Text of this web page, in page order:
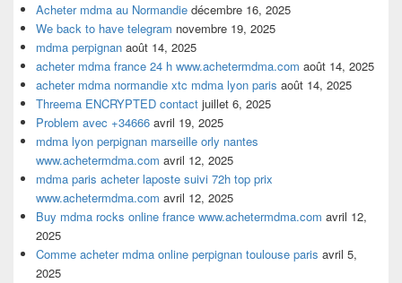
Acheter mdma au Normandie décembre 16, 2025
We back to have telegram novembre 19, 2025
mdma perpignan août 14, 2025
acheter mdma france 24 h www.achetermdma.com août 14, 2025
acheter mdma normandie xtc mdma lyon paris août 14, 2025
Threema ENCRYPTED contact juillet 6, 2025
Problem avec +34666 avril 19, 2025
mdma lyon perpignan marseille orly nantes
www.achetermdma.com avril 12, 2025
mdma paris acheter laposte suivi 72h top prix
www.achetermdma.com avril 12, 2025
Buy mdma rocks online france www.achetermdma.com avril 12,
2025
Comme acheter mdma online perpignan toulouse paris avril 5,
2025